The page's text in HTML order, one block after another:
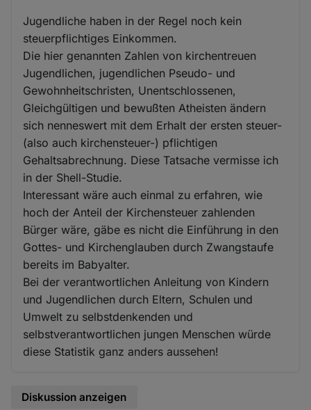
Jugendliche haben in der Regel noch kein
steuerpflichtiges Einkommen.
Die hier genannten Zahlen von kirchentreuen
Jugendlichen, jugendlichen Pseudo- und
Gewohnheitschristen, Unentschlossenen,
Gleichgültigen und bewußten Atheisten ändern
sich nenneswert mit dem Erhalt der ersten steuer-
(also auch kirchensteuer-) pflichtigen
Gehaltsabrechnung. Diese Tatsache vermisse ich
in der Shell-Studie.
Interessant wäre auch einmal zu erfahren, wie
hoch der Anteil der Kirchensteuer zahlenden
Bürger wäre, gäbe es nicht die Einführung in den
Gottes- und Kirchenglauben durch Zwangstaufe
bereits im Babyalter.
Bei der verantwortlichen Anleitung von Kindern
und Jugendlichen durch Eltern, Schulen und
Umwelt zu selbstdenkenden und
selbstverantwortlichen jungen Menschen würde
diese Statistik ganz anders aussehen!
Diskussion anzeigen